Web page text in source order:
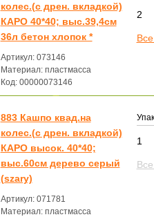
колес.(с дрен. вкладкой)
КАРО 40*40; выс.39,4см
36л бетон хлопок *
Артикул: 073146
Материал: пластмасса
Код: 00000073146
2
883 Кашпо квад.на
колес.(с дрен. вкладкой)
КАРО высок. 40*40;
выс.60см дерево серый
(szary)
Артикул: 071781
Материал: пластмасса
1